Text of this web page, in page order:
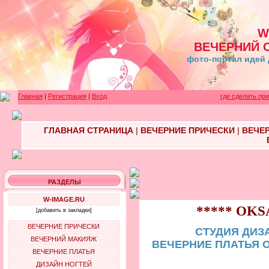
ВЕЧЕРНИЙ
фото-портал идей
Главная | Регистрация | Вход где сделать
ГЛАВНАЯ СТРАНИЦА| ВЕЧЕРНИЕ ПРИЧЕСКИ|
РАЗДЕЛЫ
W-IMAGE.RU
[добавить в закладки]
ВЕЧЕРНИЕ ПРИЧЕСКИ
ВЕЧЕРНИЙ МАКИЯЖ
ВЕЧЕРНИЕ ПЛАТЬЯ
ДИЗАЙН НОГТЕЙ
*****
СТУДИЯ
ВЕЧЕРНИЕ ПЛАТЬЯ